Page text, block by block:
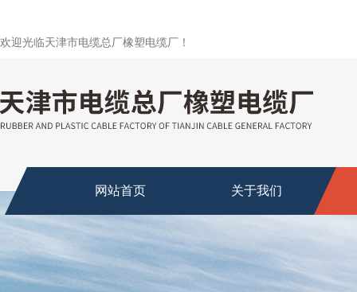
欢迎光临天津市电缆总厂橡塑电缆厂！
网站首页 关于我们